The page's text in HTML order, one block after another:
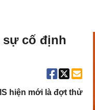
sự cố định
hiện mới là đợt thử